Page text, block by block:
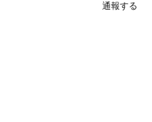
通報する